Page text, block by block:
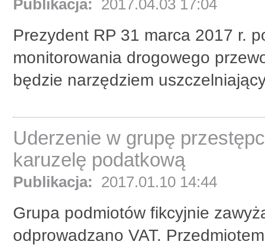
Publikacja: 2017.04.03 17:04
Prezydent RP 31 marca 2017 r.
monitorowania drogowego
będzie narzędziem
Uderzenie w grupę
karuzelę podatkową
Publikacja: 2017.01.10 14:44
Grupa podmiotów fikcyjnie
odprowadzano VAT.